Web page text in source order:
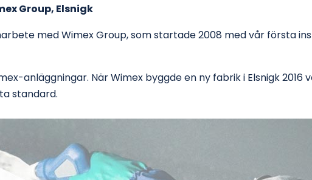
Group, Elsnigk
med Wimex Group, som startade 2008 med vår första
anläggningar. När Wimex byggde en ny fabrik i Elsnigk 2016
standard.